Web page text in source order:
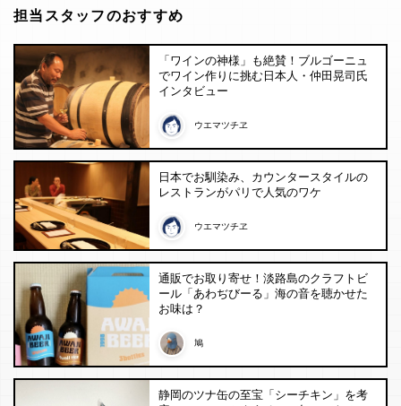
担当スタッフのおすすめ
「ワインの神様」も絶賛！ブルゴーニュ
でワイン作りに挑む日本人・仲田晃司氏
インタビュー
ウエマツチヱ
日本でお馴染み、カウンタースタイルの
レストランがパリで人気のワケ
ウエマツチヱ
通販でお取り寄せ！淡路島のクラフトビ
ール「あわぢびーる」海の音を聴かせた
お味は？
鳩
静岡のツナ缶の至宝「シーチキン」を考